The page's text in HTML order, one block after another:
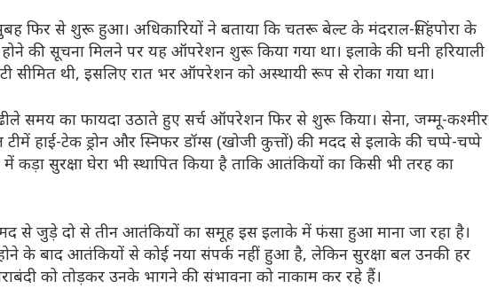
फिर से शुरू हुआ। अधिकारियों ने बताया कि चतरू बेल्ट के मंदराल-सिंहपोरा के
की सूचना मिलने पर यह ऑपरेशन शुरू किया गया था। इलाके की घनी हरियाली
सीमित थी, इसलिए रात भर ऑपरेशन को अस्थायी रूप से रोका गया था।
समय का फायदा उठाते हुए सर्च ऑपरेशन फिर से शुरू किया। सेना, जम्मू-कश्मीर
हाई-टेक ड्रोन और स्निफर डॉग्स (खोजी कुत्तों) की मदद से इलाके की चप्पे-चप्पे
कड़ा सुरक्षा घेरा भी स्थापित किया है ताकि आतंकियों का किसी भी तरह का
से जुड़े दो से तीन आतंकियों का समूह इस इलाके में फंसा हुआ माना जा रहा है।
के बाद आतंकियों से कोई नया संपर्क नहीं हुआ है, लेकिन सुरक्षा बल उनकी हर
को तोड़कर उनके भागने की संभावना को नाकाम कर रहे हैं।